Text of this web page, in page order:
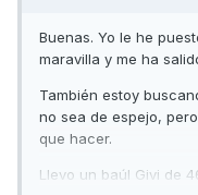
Buenas. Yo le he
maravilla y me ha
También estoy
no sea de espejo,
que hacer.
Llevo un baúl Givi de